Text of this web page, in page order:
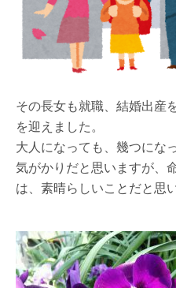
その長女も就職、結婚出産
を迎えました。
大人になっても、幾つにな
気がかりだと思いますが、
は、素晴らしいことだと思